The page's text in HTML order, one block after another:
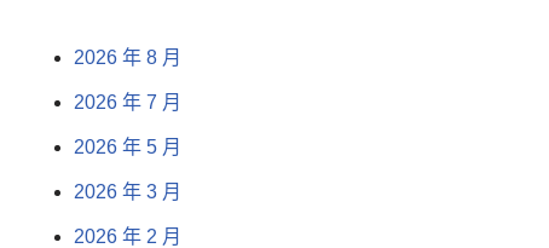
2026 年 8 月
2026 年 7 月
2026 年 5 月
2026 年 3 月
2026 年 2 月